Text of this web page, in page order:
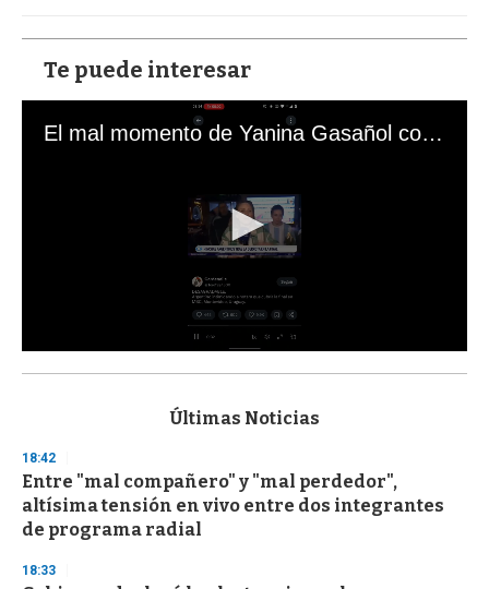
Te puede interesar
El mal momento de Yanina Gasañol con un hincha argentino en "Subrayado"
s
d
s
o
f
3
s
e
Últimas Noticias
18:42
Entre "mal compañero" y "mal perdedor",
altísima tensión en vivo entre dos integrantes
de programa radial
18:33